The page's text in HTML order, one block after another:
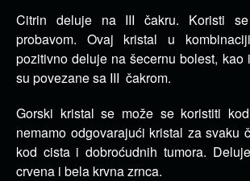
Citrin deluje na III čakru. Koristi
probavom. Ovaj kristal u
pozitivno deluje na šecernu bolest, kao
su povezane sa III čakrom.
Gorski kristal se može se koristiti
nemamo odgovarajući kristal za svaku
kod cista i dobroćudnih tumora.
crvena i bela krvna zrnca.